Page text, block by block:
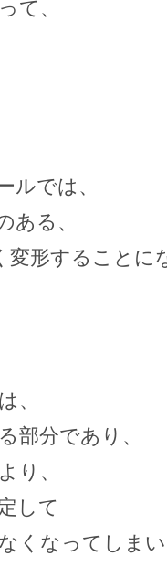
て、
ルでは、
ある、
変形することに
、
部分であり、
り、
して
くなってしま